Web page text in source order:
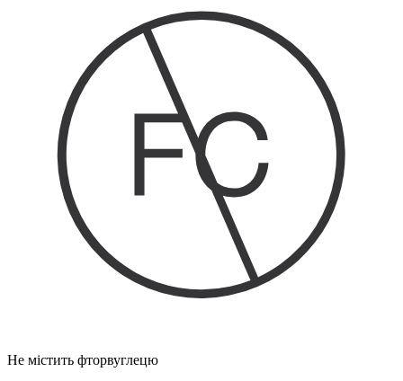
Не містить фторвуглецю